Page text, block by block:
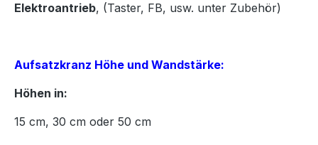
Elektroantrieb, (Taster, FB, usw. unter Zubehör)
Aufsatzkranz Höhe und Wandstärke:
Höhen in:
15 cm, 30 cm oder 50 cm